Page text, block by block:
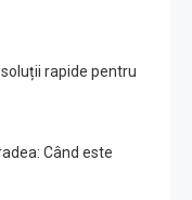
rapide pentru
Când este